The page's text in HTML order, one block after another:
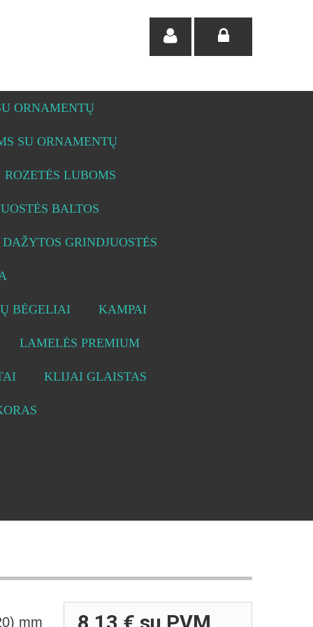
ORNAMENTŲ
SU ORNAMENTŲ
ROZETĖS LUBOMS
BALTOS
DAŽYTOS GRINDJUOSTĖS
BĖGELIAI KAMPAI
LAMELĖS PREMIUM
KLIJAI GLAISTAS
mm